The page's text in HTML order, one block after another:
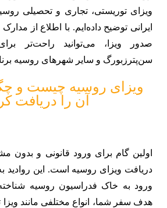
ویزای توریستی، تجاری و تحصیلی
ایرانی توضیح داده‌ایم. با اطلاع از
صدور ویزا، می‌توانید راحت‌تر
سن‌پترزبورگ و سایر شهرهای روسیه
ویزای روسیه چیست و
آن را دریافت
اولین گام برای ورود قانونی و بدون
دریافت ویزای روسیه است. این
ورود به خاک فدراسیون روسیه
هدف سفر شما، انواع مختلفی مانند ویزا